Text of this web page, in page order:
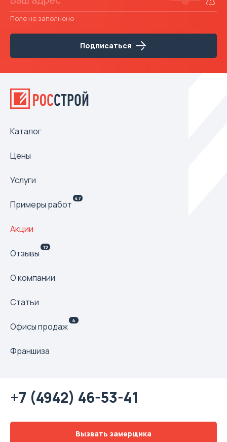
Поле не заполнено
Подписаться
Каталог
Цены
Услуги
Примеры работ
47
Акции
Отзывы
19
О компании
Статьи
Офисы продаж
4
Франшиза
+7 (4942) 46-53-41
Вызвать замерщика